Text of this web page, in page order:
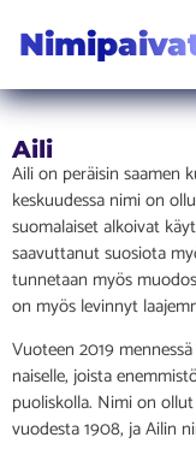
Aili
Aili on peräisin saamen
keskuudessa nimi on
suomalaiset alkoivat
saavuttanut suosiota
tunnetaan myös
on myös levinnyt
Vuoteen 2019
naiselle, joista
puoliskolla. Nimi on
vuodesta 1908, ja Ailin